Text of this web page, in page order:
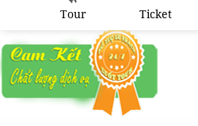
Tour Ticket